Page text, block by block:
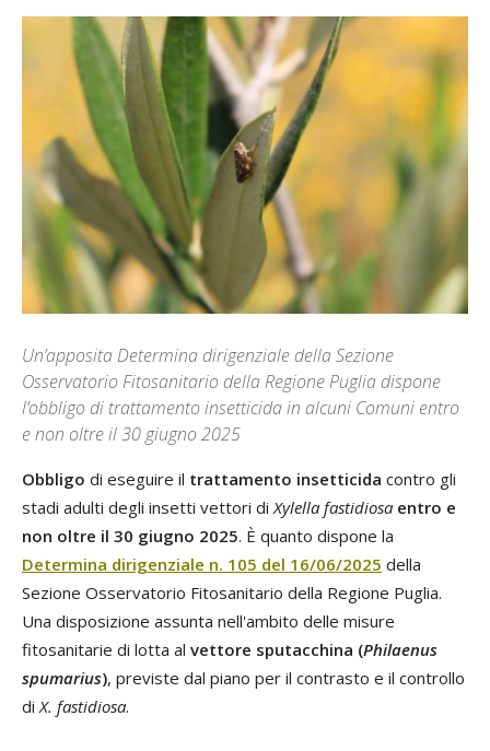
Un’apposita Determina dirigenziale della Sezione
Osservatorio Fitosanitario della Regione Puglia dispone
l’obbligo di trattamento insetticida in alcuni Comuni entro
e non oltre il 30 giugno 2025
Obbligo di eseguire il trattamento insetticida contro gli
stadi adulti degli insetti vettori di Xylella fastidiosa entro e
non oltre il 30 giugno 2025. È quanto dispone la
Determina dirigenziale n. 105 del 16/06/2025 della
Sezione Osservatorio Fitosanitario della Regione Puglia.
Una disposizione assunta nell'ambito delle misure
fitosanitarie di lotta al vettore sputacchina (Philaenus
spumarius), previste dal piano per il contrasto e il controllo
di X. fastidiosa.